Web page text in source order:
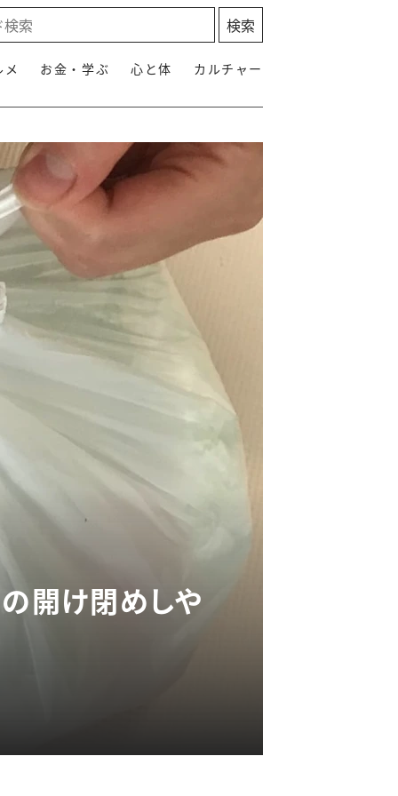
お金・学ぶ 心と体 カルチャー
開け閉めしや